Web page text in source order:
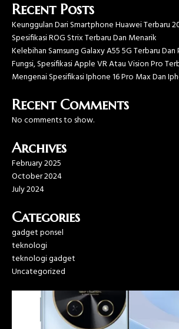
Recent Posts
Keunggulan Dari Smartphone Huawei Terbaru
Spesifikasi ROG Strix Terbaru Dan Menarik
Kelebihan Samsung Galaxy A55 5G Terbaru
Fungsi, Spesifikasi Apple VR Atau Vision Pro
Mengenai Spesifikasi Iphone 16 Pro Max Dan
Recent Comments
No comments to show.
Archives
February 2025
October 2024
July 2024
Categories
gadget ponsel
teknologi
teknologi gadget
Uncategorized